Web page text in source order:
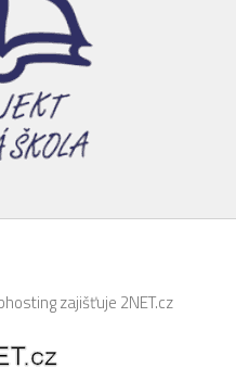
zajišťuje 2NET.cz